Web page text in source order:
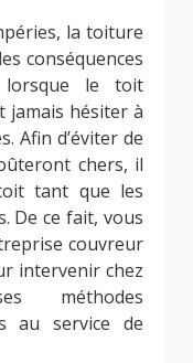
la toiture
conséquences
le toit
jamais hésiter à
Afin d’éviter de
chers, il
tant que les
De ce fait, vous
couvreur
intervenir chez
méthodes
au service de